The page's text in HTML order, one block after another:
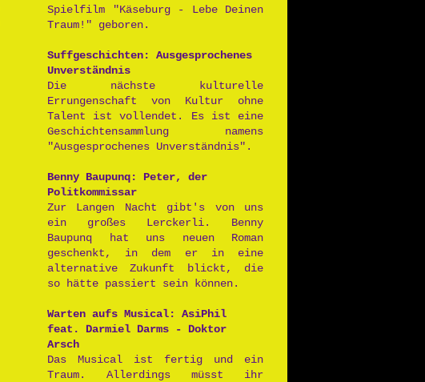
Spielfilm "Käseburg - Lebe Deinen
Traum!" geboren.
Suffgeschichten: Ausgesprochenes
Unverständnis
Die nächste kulturelle
Errungenschaft von Kultur ohne
Talent ist vollendet. Es ist eine
Geschichtensammlung namens
"Ausgesprochenes Unverständnis".
Benny Baupunq: Peter, der
Politkommissar
Zur Langen Nacht gibt's von uns
ein großes Lerckerli. Benny
Baupunq hat uns neuen Roman
geschenkt, in dem er in eine
alternative Zukunft blickt, die
so hätte passiert sein können.
Warten aufs Musical: AsiPhil
feat. Darmiel Darms - Doktor
Arsch
Das Musical ist fertig und ein
Traum. Allerdings müsst ihr